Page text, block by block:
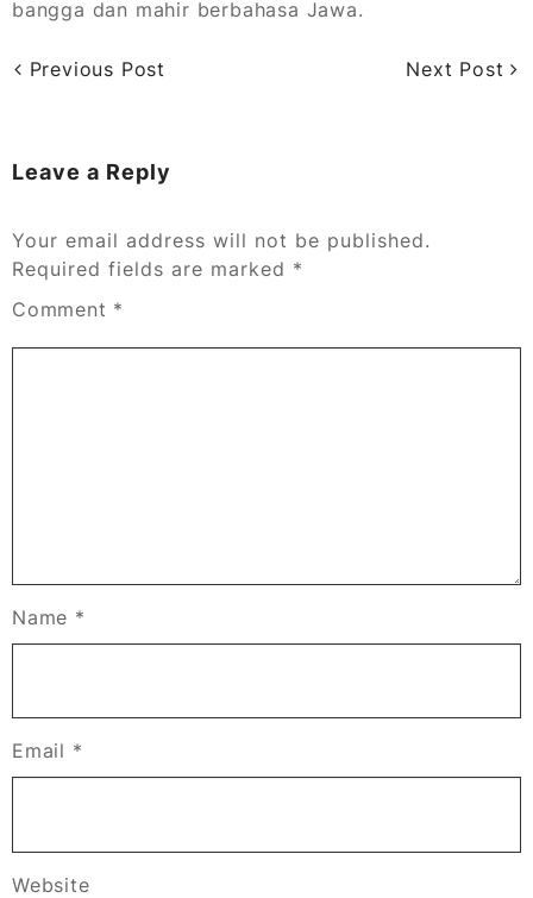
bangga dan mahir berbahasa Jawa.
Previous Post Next Post
Leave a Reply
Your email address will not be published.
Required fields are marked *
Comment *
Name *
Email *
Website